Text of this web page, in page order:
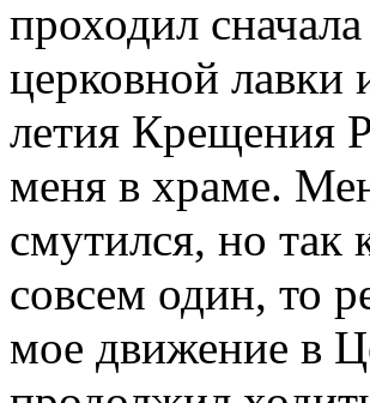
проходил
церковной
летия Крещения
меня в храме.
смутился, но так
совсем один, то
мое движение в